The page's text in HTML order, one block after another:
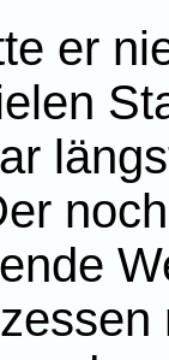
er